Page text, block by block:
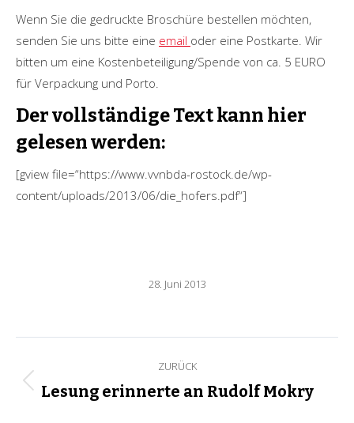
Wenn Sie die gedruckte Broschüre bestellen möchten,
senden Sie uns bitte eine email oder eine Postkarte. Wir
bitten um eine Kostenbeteiligung/Spende von ca. 5 EURO
für Verpackung und Porto.
Der vollständige Text kann hier
gelesen werden:
[gview file=“https://www.vvnbda-rostock.de/wp-
content/uploads/2013/06/die_hofers.pdf“]
28. Juni 2013
Kommentarnavigation
ZURÜCK
Vorheriger
Lesung erinnerte an Rudolf Mokry